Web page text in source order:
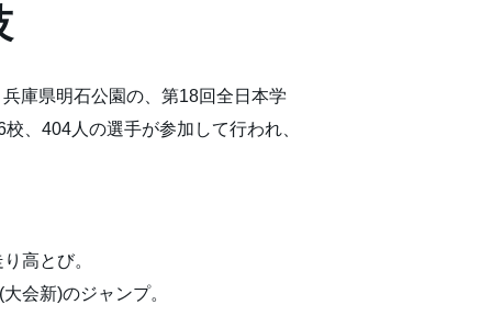
庫県明石公園の、第18回全日本学
、404人の選手が参加して行われ、
高とび。
会新)のジャンプ。